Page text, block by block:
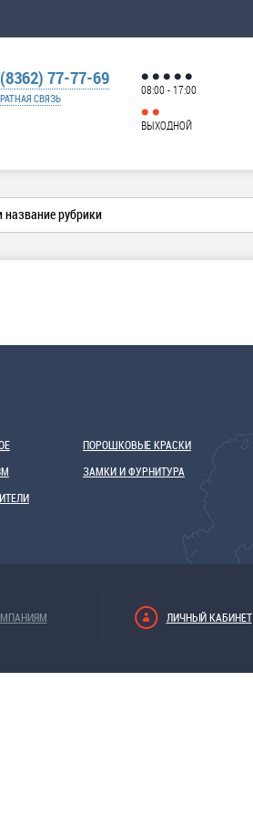
77-77-69
СВЯЗЬ
08:00 - 17:00
ВЫХОДНОЙ
ПОРОШКОВЫЕ КРАСКИ
ЗАМКИ И ФУРНИТУРА
ЛИЧНЫЙ КАБИНЕТ